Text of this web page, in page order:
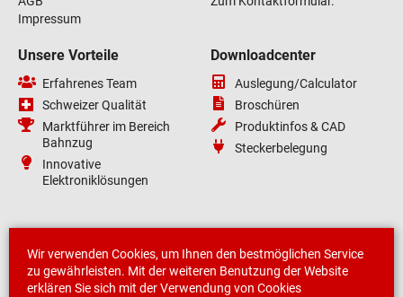
Impressum
Unsere Vorteile
Erfahrenes Team
Schweizer Qualität
Marktführer im Bereich
Bahnzug
Innovative
Elektroniklösungen
Downloadcenter
Auslegung/Calculator
Broschüren
Produktinfos & CAD
Steckerbelegung
Wir verwenden Cookies, um Ihnen den bestmöglichen Service
zu gewährleisten. Mit der weiteren Benutzung der Website
erklären Sie sich mit der Verwendung von Cookies